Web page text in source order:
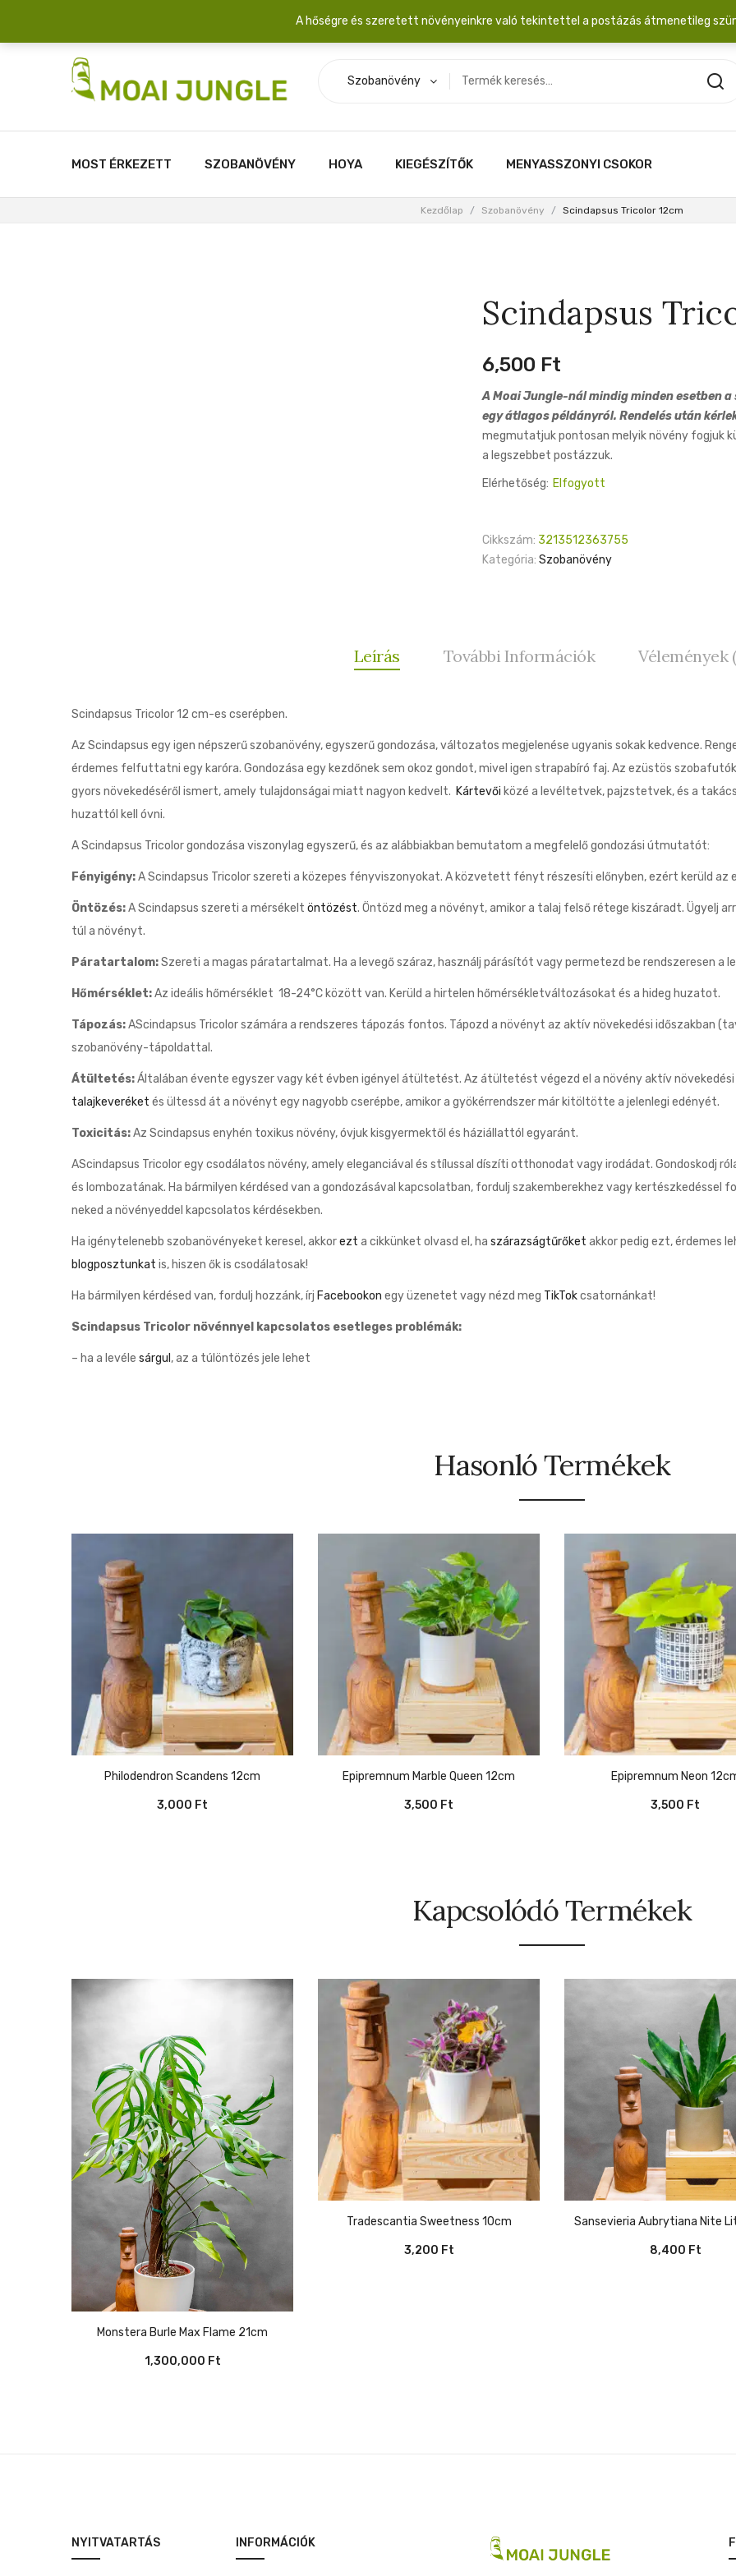
Szállítási díj: 2.200 Ft/csomag átlagosan 3-5 növény fér egy dobozba. 20.000 Ft érték felett INGYEN posta!
Szobanövény
MOST ÉRKEZETT SZOBANÖVÉNY HOYA KIEGÉSZÍTŐK MENYASSZONYI CSOKOR
Kezdőlap / Szobanövény / Scindapsus Tricolor 12cm
Scindapsus
6,500 Ft
A Moai Jungle-nál mindig minden esetben
egy átlagos példányról. Rendelés után
megmutatjuk pontosan melyik növény fogjuk
a legszebbet postázzuk.
Elérhetőség: Elfogyott
Cikkszám: 3213512363755
Kategória: Szobanövény
Leírás További Információk Vélemények
Scindapsus Tricolor 12 cm-es cserépben.
Az Scindapsus egy igen népszerű szobanövény, egyszerű gondozása, változatos megjelenése ugyanis sokak kedvence.
érdemes felfuttatni egy karóra. Gondozása egy kezdőnek sem okoz gondot, mivel igen strapabíró faj. Az ezüstös
gyors növekedéséről ismert, amely tulajdonságai miatt nagyon kedvelt. Kártevői közé a levéltetvek, pajzstetvek, és a
huzattól kell óvni.
A Scindapsus Tricolor gondozása viszonylag egyszerű, és az alábbiakban bemutatom a megfelelő gondozási útmutatót:
Fényigény:A Scindapsus Tricolor szereti a közepes fényviszonyokat. A közvetett fényt részesíti előnyben, ezért kerüld az
Öntözés:A Scindapsus szereti a mérsékelt öntözést. Öntözd meg a növényt, amikor a talaj felső rétege kiszáradt. Ügyelj
túl a növényt.
Páratartalom:Szereti a magas páratartalmat. Ha a levegő száraz, használj párásítót vagy permetezd be rendszeresen a
Hőmérséklet:Az ideális hőmérséklet 18-24°C között van. Kerüld a hirtelen hőmérsékletváltozásokat és a hideg huzatot.
Tápozás:AScindapsus Tricolor számára a rendszeres tápozás fontos. Tápozd a növényt az aktív növekedési időszakban
szobanövény-tápoldattal.
Átültetés:Általában évente egyszer vagy két évben igényel átültetést. Az átültetést végezd el a növény aktív
talajkeveréket és ültessd át a növényt egy nagyobb cserépbe, amikor a gyökérrendszer már kitöltötte a jelenlegi edényét.
Toxicitás:Az Scindapsus enyhén toxikus növény, óvjuk kisgyermektől és háziállattól egyaránt.
AScindapsus Tricolor egy csodálatos növény, amely eleganciával és stílussal díszíti otthonodat vagy irodádat. Gondoskodj
és lombozatának. Ha bármilyen kérdésed van a gondozásával kapcsolatban, fordulj szakemberekhez vagy kertészkedéssel
neked a növényeddel kapcsolatos kérdésekben.
Ha igénytelenebb szobanövényeket keresel, akkorezt a cikkünket olvasd el, ha szárazságtűrőket akkor pedig ezt, érdemes
blogposztunkat is, hiszen ők is csodálatosak!
Ha bármilyen kérdésed van, fordulj hozzánk, írj Facebookon egy üzenetet vagy nézd meg TikTokcsatornánkat!
Scindapsus Tricolor növénnyel kapcsolatos esetleges problémák:
– ha a levéle sárgul , az a túlöntözés jele lehet
Hasonló Termékek
Philodendron Scandens 12cm
3,000 Ft
Epipremnum Marble Queen 12cm
3,500 Ft
Epipremnum Neon
3,500 Ft
Kapcsolódó Termékek
Monstera Burle Max Flame 21cm
1,300,000 Ft
Tradescantia Sweetness 10cm
3,200 Ft
Sansevieria Aubrytiana Nite
8,400 Ft
NYITVATARTÁS INFORMÁCIÓK
A hőségre és szeretett növényeinkre való tekintettel a postázás átmenetileg